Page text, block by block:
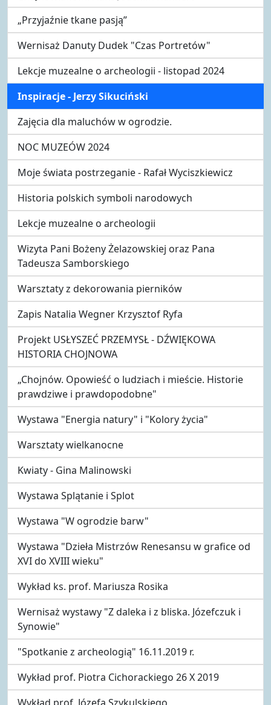
„Przyjaźnie tkane pasją”
Wernisaż Danuty Dudek "Czas Portretów"
Lekcje muzealne o archeologii - listopad 2024
Inspiracje - Jerzy Sikuciński
Zajęcia dla maluchów w ogrodzie.
NOC MUZEÓW 2024
Moje świata postrzeganie - Rafał Wyciszkiewicz
Historia polskich symboli narodowych
Lekcje muzealne o archeologii
Wizyta Pani Bożeny Żelazowskiej oraz Pana
Tadeusza Samborskiego
Warsztaty z dekorowania pierników
Zapis Natalia Wegner Krzysztof Ryfa
Projekt USŁYSZEĆ PRZEMYSŁ - DŹWIĘKOWA
HISTORIA CHOJNOWA
„Chojnów. Opowieść o ludziach i mieście. Historie
prawdziwe i prawdopodobne"
Wystawa "Energia natury" i "Kolory życia"
Warsztaty wielkanocne
Kwiaty - Gina Malinowski
Wystawa Splątanie i Splot
Wystawa "W ogrodzie barw"
Wystawa "Dzieła Mistrzów Renesansu w grafice od
XVI do XVIII wieku"
Wykład ks. prof. Mariusza Rosika
Wernisaż wystawy "Z daleka i z bliska. Józefczuk i
Synowie"
"Spotkanie z archeologią" 16.11.2019 r.
Wykład prof. Piotra Cichorackiego 26 X 2019